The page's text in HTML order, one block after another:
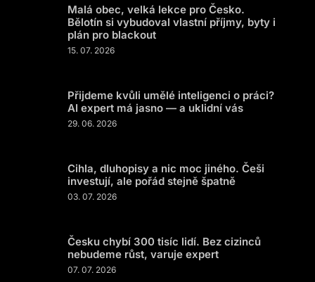
Malá obec, velká lekce pro Česko.
Bělotín si vybudoval vlastní příjmy, byty i
plán pro blackout
15. 07. 2026
Přijdeme kvůli umělé inteligenci o práci?
AI expert má jasno — a uklidní vás
29. 06. 2026
Cihla, dluhopisy a nic moc jiného. Češi
investují, ale pořád stejně špatně
03. 07. 2026
Česku chybí 300 tisíc lidí. Bez cizinců
nebudeme růst, varuje expert
07. 07. 2026